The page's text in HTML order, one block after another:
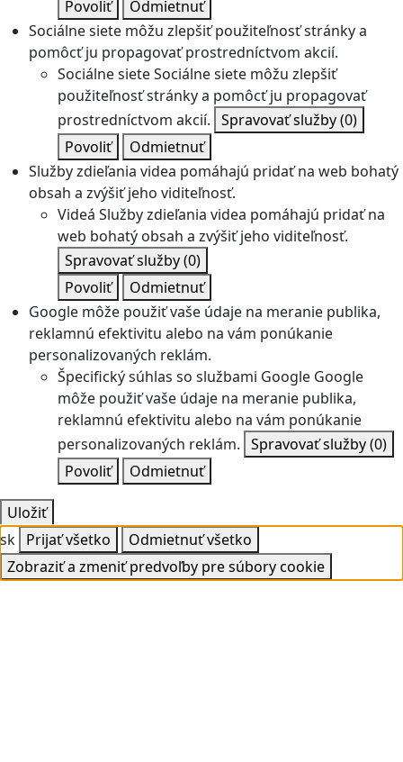
Povoliť
Odmietnuť
Sociálne siete môžu zlepšiť použiteľnosť stránky a
pomôcť ju propagovať prostredníctvom akcií.
Sociálne sieteSociálne siete môžu zlepšiť
použiteľnosť stránky a pomôcť ju propagovať
prostredníctvom akcií. Spravovať služby(0)
Povoliť
Odmietnuť
Služby zdieľania videa pomáhajú pridať na web bohatý
obsah a zvýšiť jeho viditeľnosť.
Videá Služby zdieľania videa pomáhajú pridať na
web bohatý obsah a zvýšiť jeho viditeľnosť.
Spravovať služby(0)
Povoliť
Odmietnuť
Google môže použiť vaše údaje na meranie publika,
reklamnú efektivitu alebo na vám ponúkanie
personalizovaných reklám.
Špecifický súhlas so službami Google Google
môže použiť vaše údaje na meranie publika,
reklamnú efektivitu alebo na vám ponúkanie
personalizovaných reklám. Spravovať služby(0)
Povoliť
Odmietnuť
Uložiť
sk Prijať všetko
Odmietnuť všetko
Zobraziť a zmeniť predvoľby pre súbory cookie